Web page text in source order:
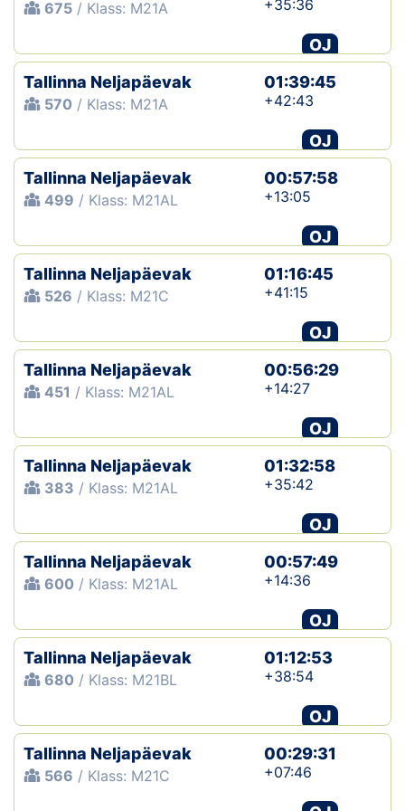
675 / Klass: M21A +35:36
OJ
Tallinna Neljapäevak
570 / Klass: M21A
01:39:45
+42:43
OJ
Tallinna Neljapäevak
499 / Klass: M21AL
00:57:58
+13:05
OJ
Tallinna Neljapäevak
526 / Klass: M21C
01:16:45
+41:15
OJ
Tallinna Neljapäevak
451 / Klass: M21AL
00:56:29
+14:27
OJ
Tallinna Neljapäevak
383 / Klass: M21AL
01:32:58
+35:42
OJ
Tallinna Neljapäevak
600 / Klass: M21AL
00:57:49
+14:36
OJ
Tallinna Neljapäevak
680 / Klass: M21BL
01:12:53
+38:54
OJ
Tallinna Neljapäevak
566 / Klass: M21C
00:29:31
+07:46